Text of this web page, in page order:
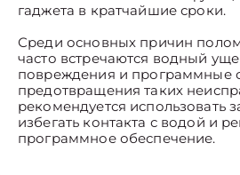
гаджета в кратчайшие сроки.
Среди основных причин
часто встречаются водный
повреждения и программные
предотвращения таких
рекомендуется использовать
избегать контакта с водой и
программное обеспечение.